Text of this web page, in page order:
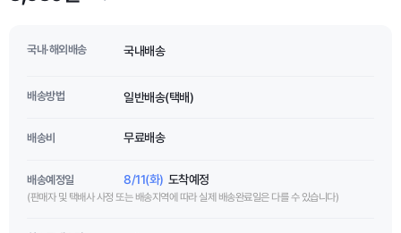
국내·해외배송 국내배송
배송방법 일반배송(택배)
배송비 무료배송
배송예정일 8/11(화) 도착예정
(판매자 및 택배사 사정 또는 배송지역에 따라 실제 배송완료일은 다를 수 있습니다)